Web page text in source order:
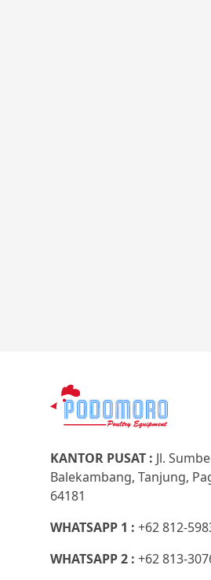
KANTOR PUSAT : Jl.
Balekambang, Tanjung,
64181
WHATSAPP 1 : +62 812-
WHATSAPP 2 : +62 813-